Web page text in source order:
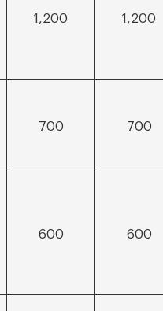
1,200 1,200
700 700
600 600